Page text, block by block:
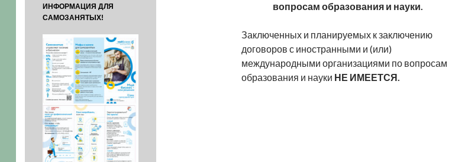
вопросам образования и науки.
Заключенных и планируемых к заключению
договоров с иностранными и (или)
международными организациями по вопросам
образования и науки НЕ ИМЕЕТСЯ.
ИНФОРМАЦИЯ ДЛЯ
САМОЗАНЯТЫХ!